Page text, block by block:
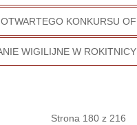
KONKURSU
WIGILIJNE W ROKITNICY
Strona 180 z 216